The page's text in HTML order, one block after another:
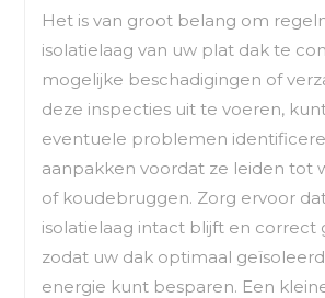
Het is van groot belang om
isolatielaag van uw plat dak te
mogelijke beschadigingen of
deze inspecties uit te voeren,
eventuele problemen
aanpakken voordat ze leiden tot
of koudebruggen. Zorg ervoor
isolatielaag intact blijft en correct
zodat uw dak optimaal
energie kunt besparen. Een